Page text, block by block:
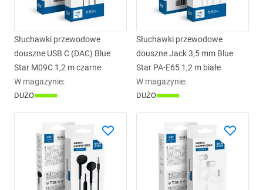
Słuchawki przewodowe
douszne USB C (DAC) Blue
Star M09C 1,2 m czarne
W magazynie:
DUŻO
Słuchawki przewodowe
douszne Jack 3,5 mm Blue
Star PA-E65 1,2 m białe
W magazynie:
DUŻO